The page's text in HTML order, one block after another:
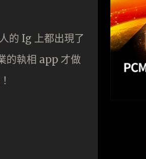
的 Ig 上都出現了
的執相 app 才做